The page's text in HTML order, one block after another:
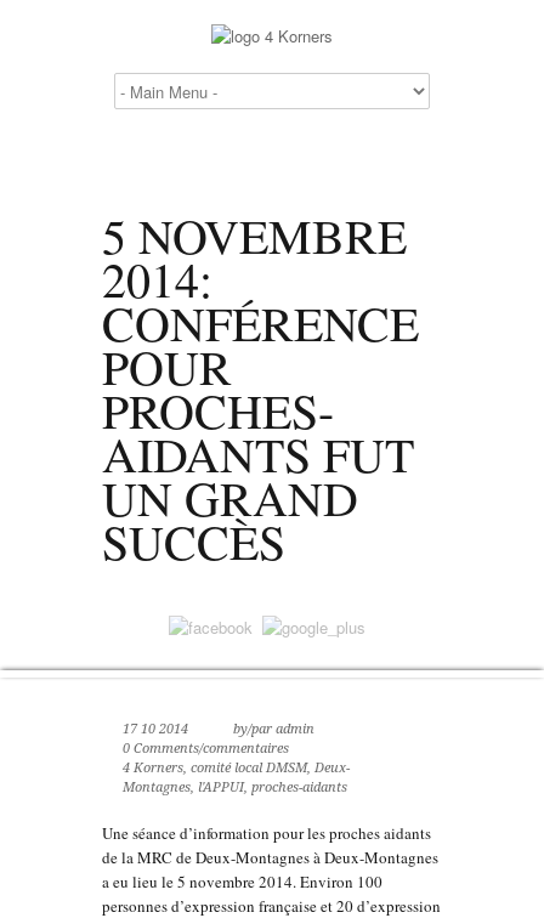
5 NOVEMBRE
2014:
CONFÉRENCE
POUR
PROCHES-
AIDANTS FUT
UN GRAND
SUCCÈS
17 10 2014
by/par admin
0 Comments/commentaires
4 Korners, comité local DMSM, Deux-
Montagnes, l'APPUI, proches-aidants
Une séance d’information pour les proches aidants
de la MRC de Deux-Montagnes à Deux-Montagnes
a eu lieu le 5 novembre 2014. Environ 100
personnes d’expression française et 20 d’expression